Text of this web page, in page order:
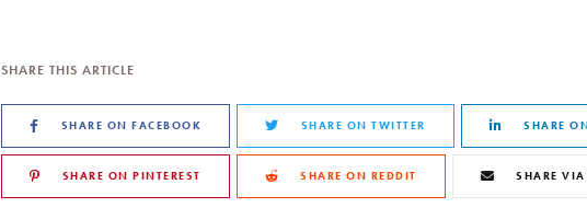
SHARE THIS ARTICLE
SHARE ON FACEBOOK SHARE ON TWITTER SHARE
SHARE ON PINTEREST SHARE ON REDDIT SHARE